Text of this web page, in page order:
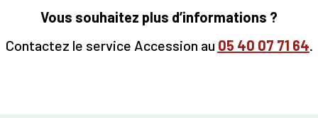
Vous souhaitez plus d’informations ?
Contactez le service Accession au 05 40 07 71 64.